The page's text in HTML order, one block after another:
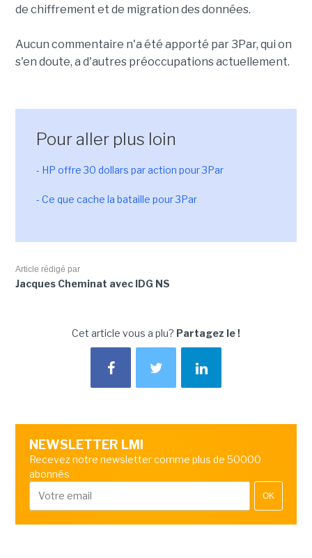
de chiffrement et de migration des données.
Aucun commentaire n'a été apporté par 3Par, qui on
s'en doute, a d'autres préoccupations actuellement.
Pour aller plus loin
- HP offre 30 dollars par action pour 3Par
- Ce que cache la bataille pour 3Par
Article rédigé par
Jacques Cheminat avec IDG NS
Cet article vous a plu? Partagez le !
NEWSLETTER LMI
Recevez notre newsletter comme plus de 50000
abonnés
OK